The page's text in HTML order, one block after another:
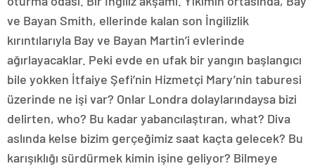
ve Bayan Smith, ellerinde kalan son İngilizlik
kırıntılarıyla Bay ve Bayan Martin’i evlerinde
ağırlayacaklar. Peki evde en ufak bir yangın başlangıcı
bile yokken İtfaiye Şefi’nin Hizmetçi Mary’nin taburesi
üzerinde ne işi var? Onlar Londra dolaylarındaysa bizi
delirten, who? Bu kadar yabancılaştıran, what? Diva
aslında kelse bizim gerçeğimiz saat kaçta gelecek? Bu
karışıklığı sürdürmek kimin işine geliyor? Bilmeye